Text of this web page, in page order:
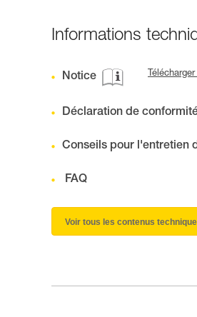
Informations
Notice
Déclaration de
Conseils pour l'entretien
FAQ
Voir tous les contenus